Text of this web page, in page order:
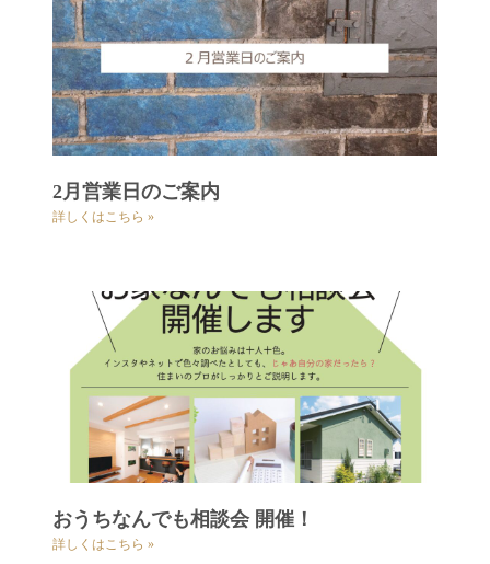
2月営業日のご案内
詳しくはこちら »
おうちなんでも相談会 開催！
詳しくはこちら »